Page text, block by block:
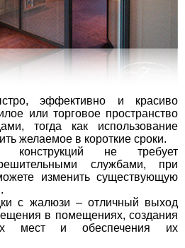
эффективно и красиво
или торговое пространство
тогда как использование
желаемое в короткие сроки.
конструкций не требует
службами, при
изменить существующую
с жалюзи – отличный выход
в помещениях, создания
мест и обеспечения их